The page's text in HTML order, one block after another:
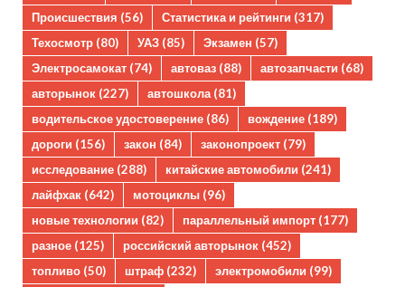
Происшествия (56) Статистика и рейтинги (317)
Техосмотр (80) УАЗ (85) Экзамен (57)
Электросамокат (74) автоваз (88) автозапчасти (68)
авторынок (227) автошкола (81)
водительское удостоверение (86) вождение (189)
дороги (156) закон (84) законопроект (79)
исследование (288) китайские автомобили (241)
лайфхак (642) мотоциклы (96)
новые технологии (82) параллельный импорт (177)
разное (125) российский авторынок (452)
топливо (50) штраф (232) электромобили (99)